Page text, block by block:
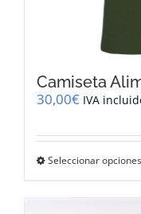
Camiseta
30,00€ IVA
Seleccionar opciones